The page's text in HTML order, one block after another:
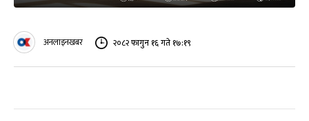
अनलाइनखबर २०८२ फागुन १६ गते १७:१९